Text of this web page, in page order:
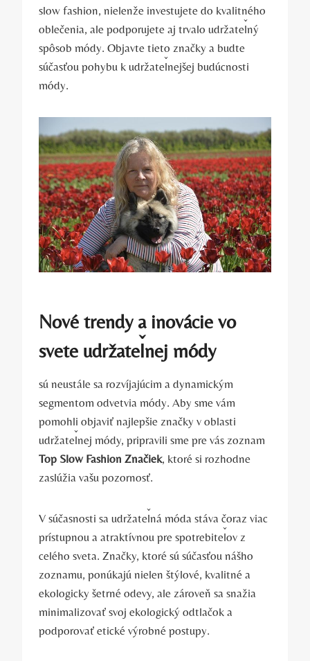
slow fashion, nielenže investujete do kvalitného
oblečenia, ale podporujete aj trvalo udržateľný
spôsob módy. Objavte tieto značky a budte
súčasťou pohybu k udržateľnejšej budúcnosti
módy.
Nové trendy a inovácie vo
svete udržateľnej módy
sú neustále sa rozvíjajúcim a dynamickým
segmentom odvetvia módy. Aby sme vám
pomohli objaviť najlepšie značky v oblasti
udržateľnej módy, pripravili sme pre vás zoznam
Top Slow Fashion Značiek, ktoré si rozhodne
zaslúžia vašu pozornosť.
V súčasnosti sa udržateľná móda stáva čoraz viac
prístupnou a atraktívnou pre spotrebiteľov z
celého sveta. Značky, ktoré sú súčasťou nášho
zoznamu, ponúkajú nielen štýlové, kvalitné a
ekologicky šetrné odevy, ale zároveň sa snažia
minimalizovať svoj ekologický odtlačok a
podporovať etické výrobné postupy.